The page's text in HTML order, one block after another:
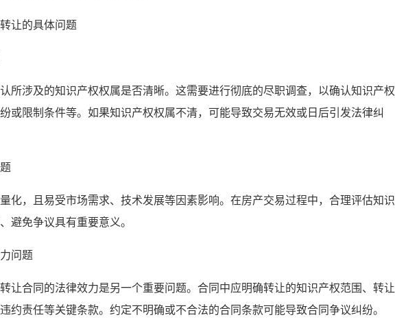
让的具体问题
涉及的知识产权权属是否清晰。这需要进行彻底的尽职调查，以确认知识产权
或限制条件等。如果知识产权权属不清，可能导致交易无效或日后引发法律纠
，且易受市场需求、技术发展等因素影响。在房产交易过程中，合理评估知识
避免争议具有重要意义。
问题
合同的法律效力是另一个重要问题。合同中应明确转让的知识产权范围、转让
约责任等关键条款。约定不明确或不合法的合同条款可能导致合同争议纠纷。